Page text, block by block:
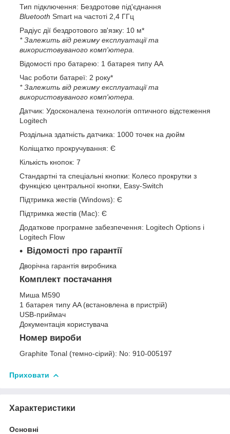
Тип підключення: Бездротове під'єднання
Bluetooth Smart на частоті 2,4 ГГц
Радіус дії бездротового зв'язку: 10 м*
* Залежить від режиму експлуатації та
використовуваного комп'ютера.
Відомості про батарею: 1 батарея типу AA
Час роботи батареї: 2 року*
* Залежить від режиму експлуатації та
використовуваного комп'ютера.
Датчик: Удосконалена технологія оптичного відстеження
Logitech
Роздільна здатність датчика: 1000 точек на дюйм
Коліщатко прокручування: Є
Кількість кнопок: 7
Стандартні та спеціальні кнопки: Колесо прокрутки з
функцією центральної кнопки, Easy-Switch
Підтримка жестів (Windows): Є
Підтримка жестів (Mac): Є
Додаткове програмне забезпечення: Logitech Options і
Logitech Flow
Відомості про гарантії
Дворічна гарантія виробника
Комплект постачання
Миша M590
1 батарея типу AA (встановлена в пристрій)
USB-приймач
Документація користувача
Номер вироби
Graphite Tonal (темно-сірий): No: 910-005197
Приховати
Характеристики
Основні